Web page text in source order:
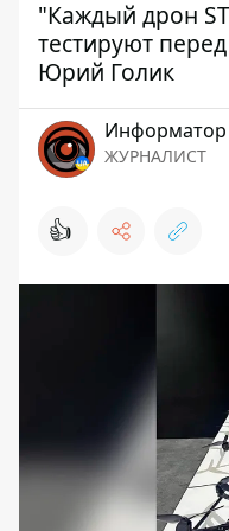
"Каждый дрон
тестируют
Юрий Голик
ЖУРНАЛИСТ
👍